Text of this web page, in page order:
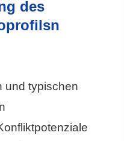
des
und typischen